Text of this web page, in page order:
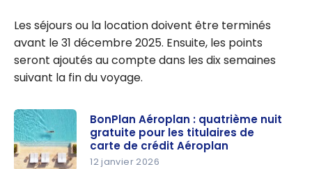
Les séjours ou la location doivent être terminés
avant le 31 décembre 2025. Ensuite, les points
seront ajoutés au compte dans les dix semaines
suivant la fin du voyage.
BonPlan Aéroplan : quatrième nuit
gratuite pour les titulaires de
carte de crédit Aéroplan
12 janvier 2026